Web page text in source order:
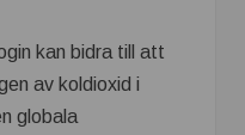
kan bidra till att
av koldioxid i
globala